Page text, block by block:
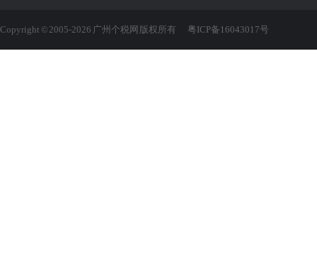
Copyright © 2005-2026 广州个税网 版权所有 粤ICP备16043017号